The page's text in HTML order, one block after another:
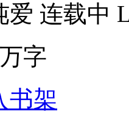
爱 连载中
字
书架